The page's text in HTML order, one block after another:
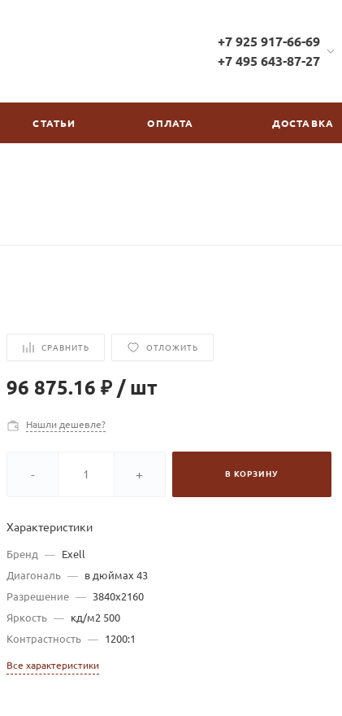
+7 925 917-66-69
+7 495 643-87-27
д.2/30
СТАТЬИ ОПЛАТА ДОСТАВКА
СРАВНИТЬ ОТЛОЖИТЬ
96 875.16 ₽ / шт
Нашли дешевле?
- + В КОРЗИНУ
Характеристики
Бренд —
Exell
Диагональ —
в дюймах 43
Разрешение —
3840x2160
Яркость —
кд/м2 500
Контрастность — 1200:1
Все характеристики